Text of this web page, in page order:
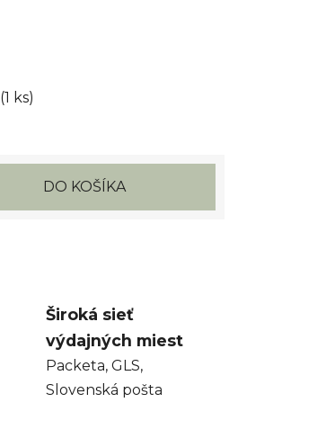
(1 ks)
DO KOŠÍKA
Široká sieť
výdajných miest
Packeta, GLS,
Slovenská pošta